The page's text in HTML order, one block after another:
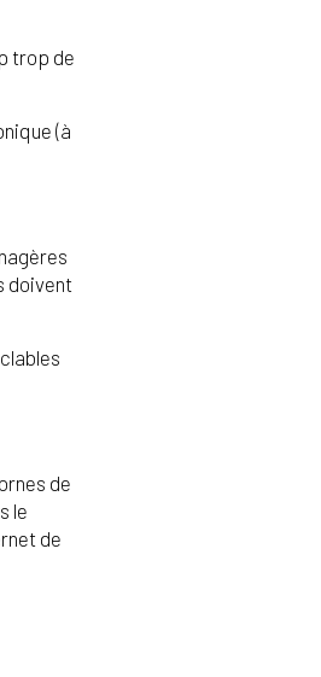
trop de
(à
doivent
de
le
de